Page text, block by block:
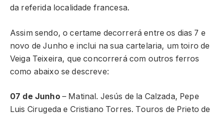
da referida localidade francesa.
Assim sendo, o certame decorrerá entre os dias 7 e
novo de Junho e inclui na sua cartelaria, um toiro de
Veiga Teixeira, que concorrerá com outros ferros
como abaixo se descreve:
07 de Junho– Matinal. Jesús de la Calzada, Pepe
Luis Cirugeda e Cristiano Torres. Touros de Prieto de